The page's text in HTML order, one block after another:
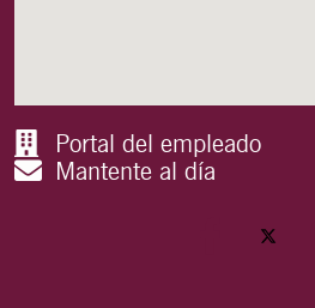
Portal del empleado
Mantente al día